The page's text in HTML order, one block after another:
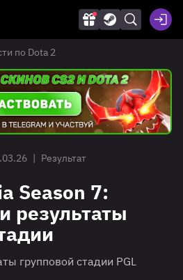
по Dota 2
| Результат
Season 7:
результаты
групповой стадии PGL